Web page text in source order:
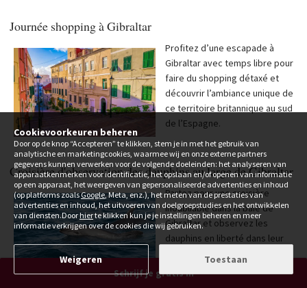
Cookievoorkeuren beheren
Door op de knop “Accepteren” te klikken, stem je in met het gebruik van
analytische en marketingcookies, waarmee wij en onze externe partners
gegevens kunnen verwerken voor de volgende doeleinden: het analyseren van
apparaatkenmerken voor identificatie, het opslaan en/of openen van informatie
op een apparaat, het weergeven van gepersonaliseerde advertenties en inhoud
(op platforms zoalsGoogle, Meta, enz.), het meten van de prestaties van
advertenties en inhoud, het uitvoeren van doelgroepstudies en het ontwikkelen
van diensten.Doorhierte klikken kun je je instellingen beheren en meer
informatie verkrijgen over de cookies die wij gebruiken.
Toestaan
Weigeren
Schrijf je gratis in
Journée shopping à Gibraltar
Profitez d’une escapade à
Gibraltar avec temps libre pour
faire du shopping détaxé et
découvrir l’ambiance unique de
ce territoire britannique au sud
de l’Espagne.
Croisière d'observation des dauphins au large de Gibraltar
Partez pour une croisière
inoubliable dans la baie de
Gibraltar et observez les
dauphins en liberté dans leur